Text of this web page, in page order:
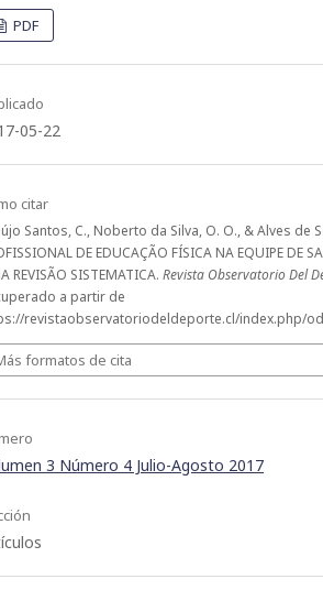
PDF
05-22
citar
Santos, C., Noberto da Silva, O. O., & Alves de
DE EDUCAÇÃO FÍSICA NA EQUIPE DE
REVISÃO SISTEMATICA. Revista Observatorio Del
a partir de
revistaobservatoriodeldeporte.cl/index.php/
formatos de cita
3 Número 4 Julio-Agosto 2017